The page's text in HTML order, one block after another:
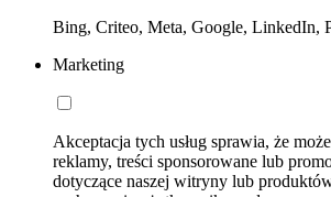
Bing, Criteo, Meta, Google, LinkedIn,
Marketing
Akceptacja tych usług sprawia, że
reklamy, treści sponsorowane lub
dotyczące naszej witryny lub